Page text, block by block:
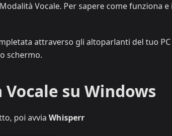
Vocale. Per sapere come funziona e
attraverso gli altoparlanti del tuo PC
schermo.
su Windows
poi avvia Whisperr